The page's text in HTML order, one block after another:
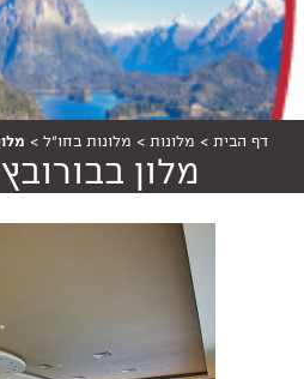
דף הבית > מלונות > מלונות בחו"ל >
מלון